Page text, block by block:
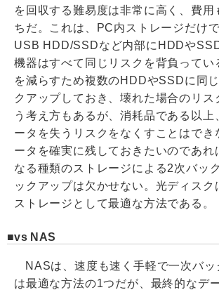
を回収する難易度は非常に高く、費用
ちだ。これは、PC内ストレージだけ
USB HDD/SSDなど内部にHDDや
機器はすべて同じリスクを背負ってい
を減らすため複数のHDDやSSDに同
クアップしておき、壊れた場合のリス
う考え方もあるが、消耗品である以上
ータを失うリスクをなくすことはでき
ータを確実に残しておきたいのであれ
なる種類のストレージによる2次バッ
ックアップは欠かせない。光ディスク
ストレージとして最適な方法である。
vs NAS
NASは、速度も速く手軽で一次バッ
は最適な方法の1つだが、最終的なデ